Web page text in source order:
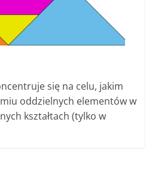
się na celu, jakim
oddzielnych elementów w
kształtach (tylko w